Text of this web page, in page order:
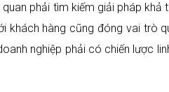
phải tìm kiếm giải pháp
khách hàng cũng đóng vai trò
nghiệp phải có chiến lược